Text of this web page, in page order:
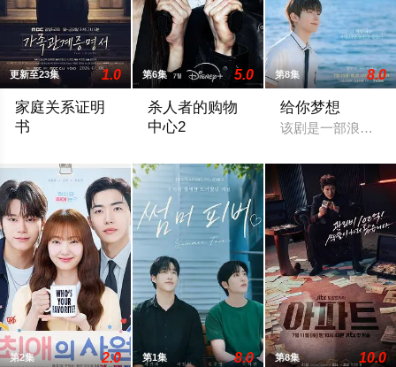
更新至23集 1.0
家庭关系证明
书
第6集 5.0
杀人者的购物
中心2
第8集 8.0
给你梦想
该剧是一部浪漫喜
第2集 2.0 第1集 8.0 第8集 10.0